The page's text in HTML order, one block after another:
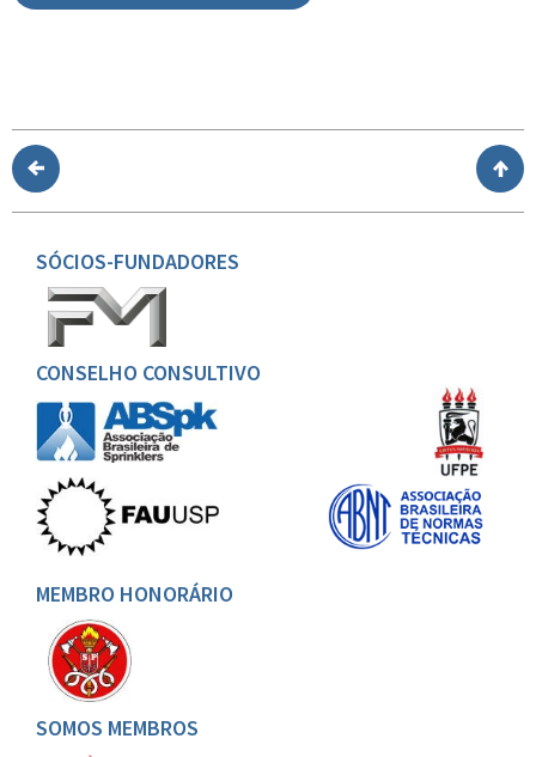
SÓCIOS-FUNDADORES
CONSELHO CONSULTIVO
MEMBRO HONORÁRIO
SOMOS MEMBROS